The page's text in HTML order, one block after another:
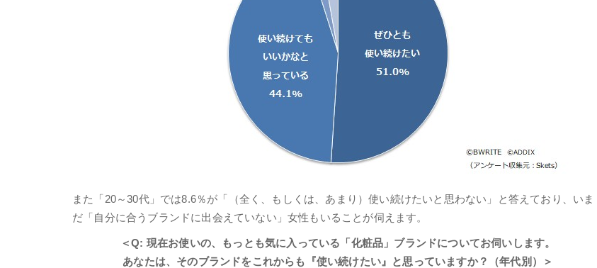
また「20～30代」では8.6％が「（全く、もしくは、あまり）使い続けたいと思わない」と答えており、いま
だ「自分に合うブランドに出会えていない」女性もいることが伺えます。
＜Q: 現在お使いの、もっとも気に入っている「化粧品」ブランドについてお伺いします。
あなたは、そのブランドをこれからも『使い続けたい』と思っていますか？（年代別）＞